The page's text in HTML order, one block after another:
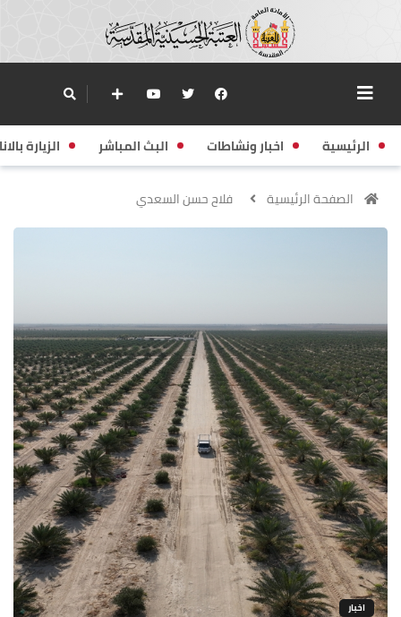
الرئيسية اخبار ونشاطات البث المباشر الزيارة
الصفحة الرئيسية فلاح حسن السعدي
اخبار